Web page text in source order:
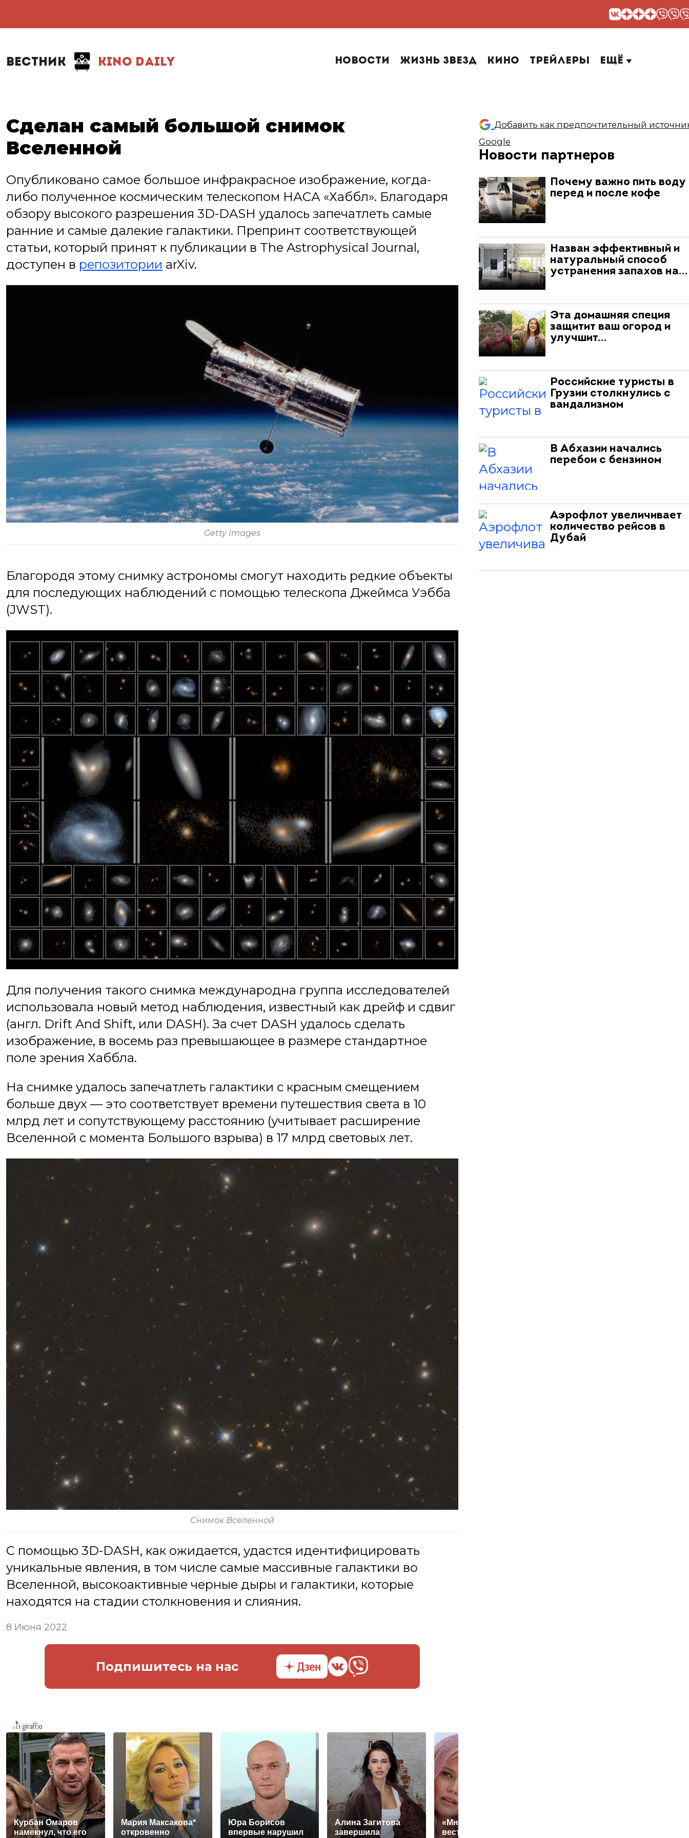
ВЕСТНИК KINO DAILY Новости Жизнь звезд Кино Трейлеры Ещё
Сделан самый большой снимок
Вселенной
Опубликовано самое большое инфракрасное изображение, когда-
либо полученное космическим телескопом НАСА «Хаббл». Благодаря
обзору высокого разрешения 3D-DASH удалось запечатлеть самые
ранние и самые далекие галактики. Препринт соответствующей
статьи, который принят к публикации в The Astrophysical Journal,
доступен в репозитории arXiv.
Getty Images
Благородя этому снимку астрономы смогут находить редкие объекты
для последующих наблюдений с помощью телескопа Джеймса Уэбба
(JWST).
Для получения такого снимка международна группа исследователей
использовала новый метод наблюдения, известный как дрейф и сдвиг
(англ. Drift And Shift, или DASH). За счет DASH удалось сделать
изображение, в восемь раз превышающее в размере стандартное
поле зрения Хаббла.
На снимке удалось запечатлеть галактики с красным смещением
больше двух — это соответствует времени путешествия света в 10
млрд лет и сопутствующему расстоянию (учитывает расширение
Вселенной с момента Большого взрыва) в 17 млрд световых лет.
Снимок Вселенной
С помощью 3D-DASH, как ожидается, удастся идентифицировать
уникальные явления, в том числе самые массивные галактики во
Вселенной, высокоактивные черные дыры и галактики, которые
находятся на стадии столкновения и слияния.
8 Июня 2022
Подпишитесь на нас
Курбан Омаров
намекнул, что его
Мария Максакова*
откровенно
Юра Борисов
впервые нарушил
Алина Загитова
завершила
«Мне пришлось
вести вечер»: как
Добавить как предпочтительный
Google
Новости партнеров
Почему важно пить воду
перед и после кофе
Назван эффективный и
натуральный способ
устранения запахов на…
Эта домашняя специя
защитит ваш огород и
улучшит…
Российские туристы в
Грузии столкнулись с
вандализмом
В Абхазии начались
перебои с бензином
Аэрофлот увеличивает
количество рейсов в
Дубай